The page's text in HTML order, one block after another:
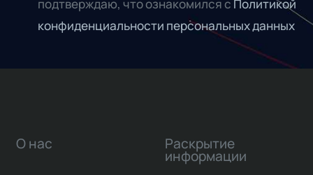
подтверждаю, что ознакомился с Политикой
конфиденциальности персональных данных
О нас Раскрытие
информации